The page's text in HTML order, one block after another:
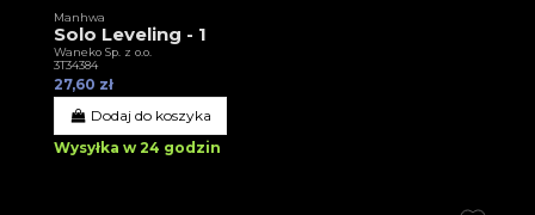
Manhwa
Solo Leveling - 1
Waneko Sp. z o.o.
3T34384
27,60 zł
Dodaj do koszyka
Wysyłka w 24 godzin